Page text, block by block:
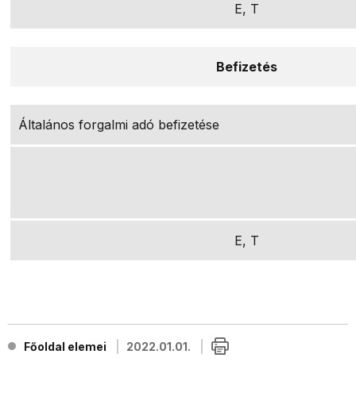
E, T
Befizetés
Általános forgalmi adó befizetése
E, T
Főoldal elemei 2022.01.01.